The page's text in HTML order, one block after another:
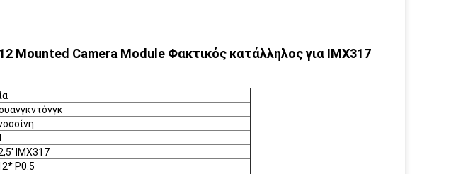
Mounted Camera Module Φακτικός κατάλληλος για IMX317
IMX317
P0.5